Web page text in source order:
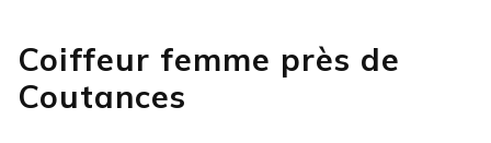
Coiffeur femme près de
Coutances